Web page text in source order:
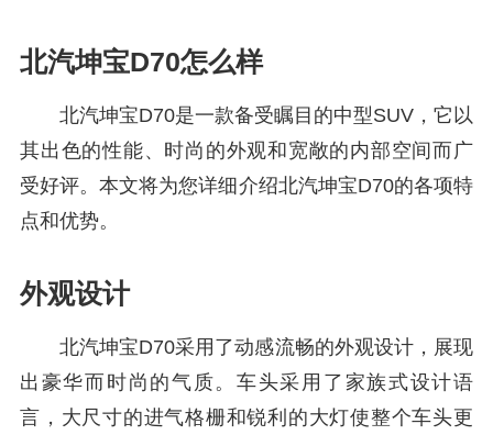
北汽坤宝D70怎么样
北汽坤宝D70是一款备受瞩目的中型SUV，它以
其出色的性能、时尚的外观和宽敞的内部空间而广
受好评。本文将为您详细介绍北汽坤宝D70的各项特
点和优势。
外观设计
北汽坤宝D70采用了动感流畅的外观设计，展现
出豪华而时尚的气质。车头采用了家族式设计语
言，大尺寸的进气格栅和锐利的大灯使整个车头更